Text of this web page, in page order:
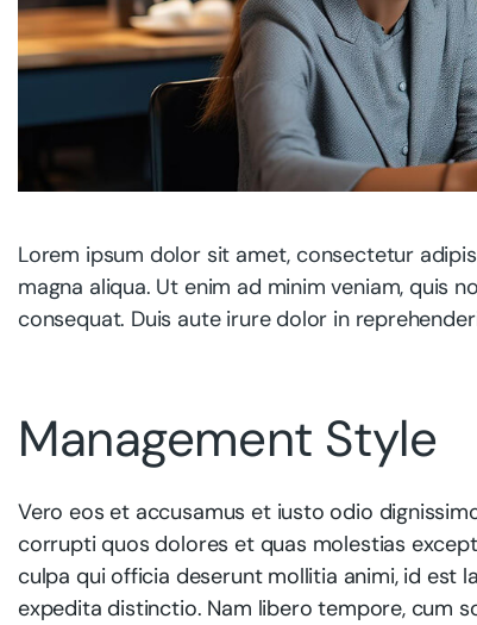
Lorem ipsum dolor sit amet, consectetur
magna aliqua. Ut enim ad minim veniam, quis
consequat. Duis aute irure dolor in
Management Style
Vero eos et accusamus et iusto odio
corrupti quos dolores et quas molestias
culpa qui officia deserunt mollitia animi, id est
expedita distinctio. Nam libero tempore, cum